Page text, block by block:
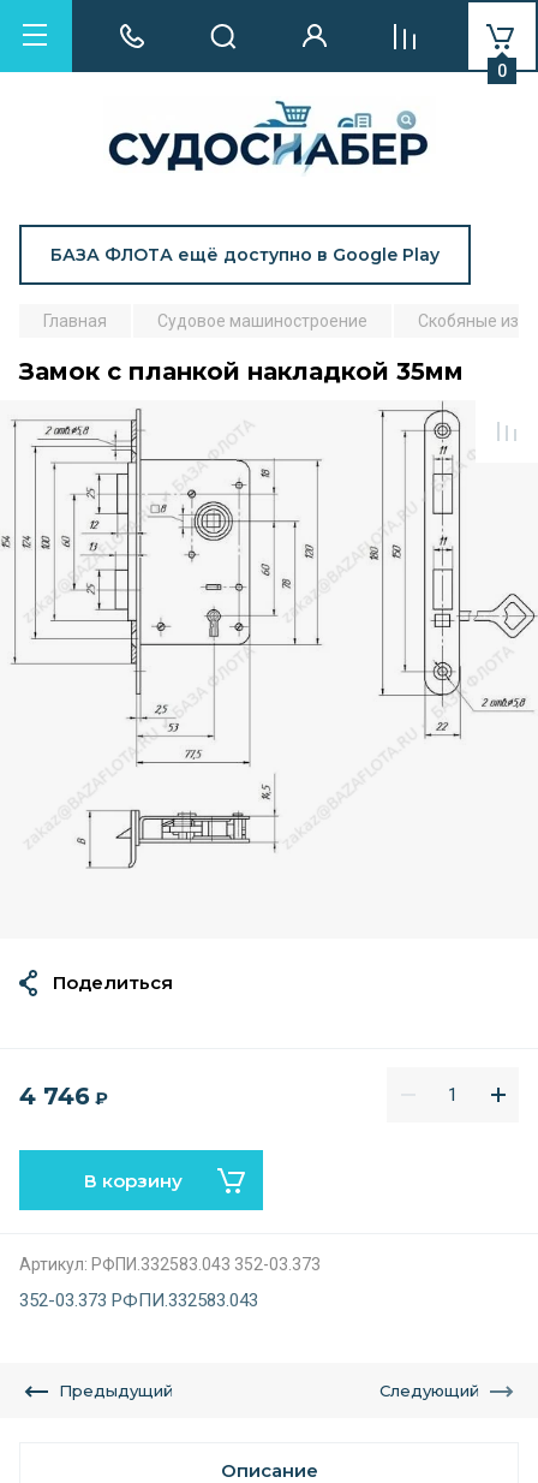
БАЗА ФЛОТА ещё доступно в Google Play
0
Главная Судовое машиностроение Скобяные
Замок с планкой накладкой 35мм
4 746 ₽
В корзину
Артикул: РФПИ.332583.043 352-03.373
352-03.373 РФПИ.332583.043
Поделиться
Предыдущий Следующий
Описание